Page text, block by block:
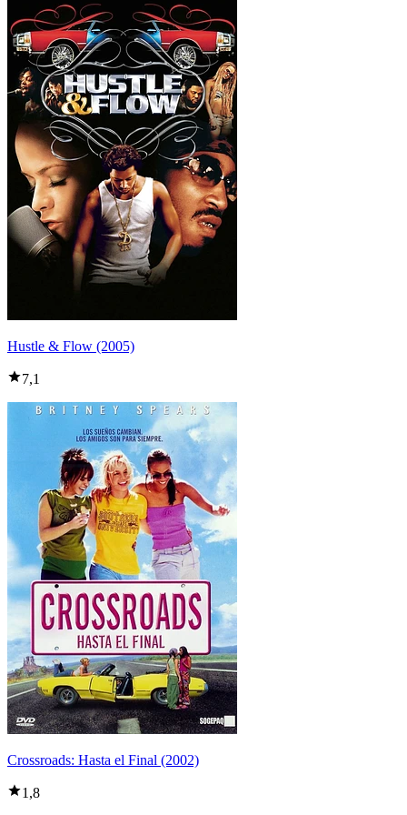
Hustle & Flow (2005)
7,1
Crossroads: Hasta el Final (2002)
1,8